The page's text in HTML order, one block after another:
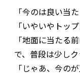
「今のは良い当
「いやいやトッ
「地面に当たる
で、普段は少し
「じゃあ、今の